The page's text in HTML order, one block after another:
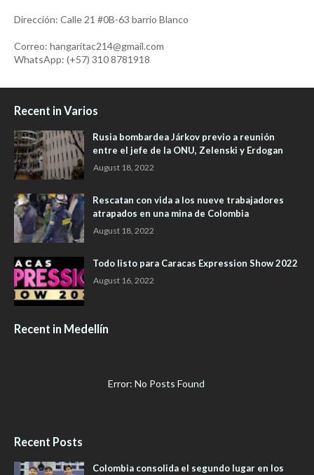
Dirección: Calle 21 #0B-63 barrio Blanco
Correo: hangaritac214@gmail.com
WhatsApp: (+57) 310 8781918
Recent in Varios
Rusia bombardea Járkov previo a reunión
entre el jefe de la ONU, Zelenski y Erdogan
August 18, 2022
Rescatan con vida a los nueve trabajadores
atrapados en una mina de Colombia
August 18, 2022
Todo listo para Caracas Expression Show 2022
August 16, 2022
Recent in Medellín
Error: No Posts Found
Recent Posts
Colombia consolida el segundo lugar en los